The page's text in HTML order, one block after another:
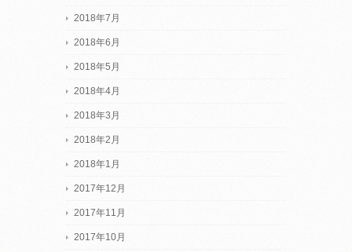
2018年7月
2018年6月
2018年5月
2018年4月
2018年3月
2018年2月
2018年1月
2017年12月
2017年11月
2017年10月